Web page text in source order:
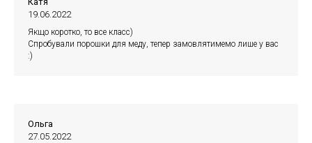
19.06.2022
Якщо коротко, то все класс)
Спробували порошки для меду, тепер замовлятимемо лише у вас
:)
Ольга
27.05.2022